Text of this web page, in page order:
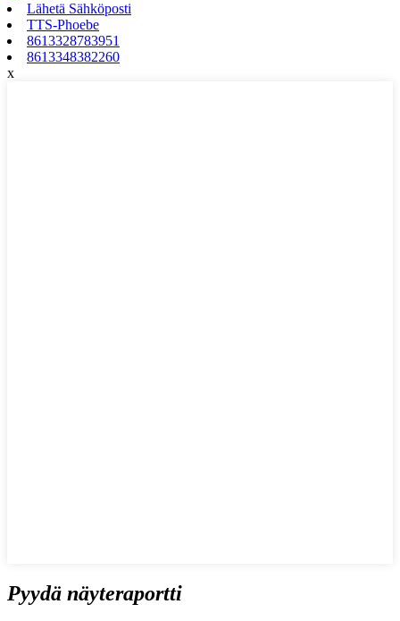
Lähetä Sähköposti
TTS-Phoebe
8613328783951
8613348382260
x
Pyydä näyteraportti